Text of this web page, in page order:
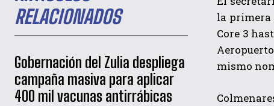
RELACIONADOS
Gobernación del Zulia despliega
campaña masiva para aplicar
400 mil vacunas antirrábicas
la primera
Core 3
mismo